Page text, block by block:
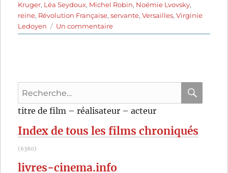
Kruger, Léa Seydoux, Michel Robin, Noémie Lvovsky,
reine, Révolution Française,servante,Versailles,Virginie
Ledoyen
Un commentairesur
Les
Benoît
Recherche
pour
titre de film – réalisateur – acteur
Index de tous les films chroniqués
(6380)
livres-cinema.info